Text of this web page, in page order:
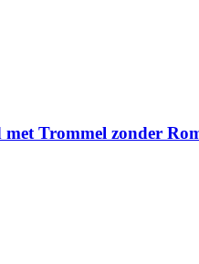
Trommel zonder